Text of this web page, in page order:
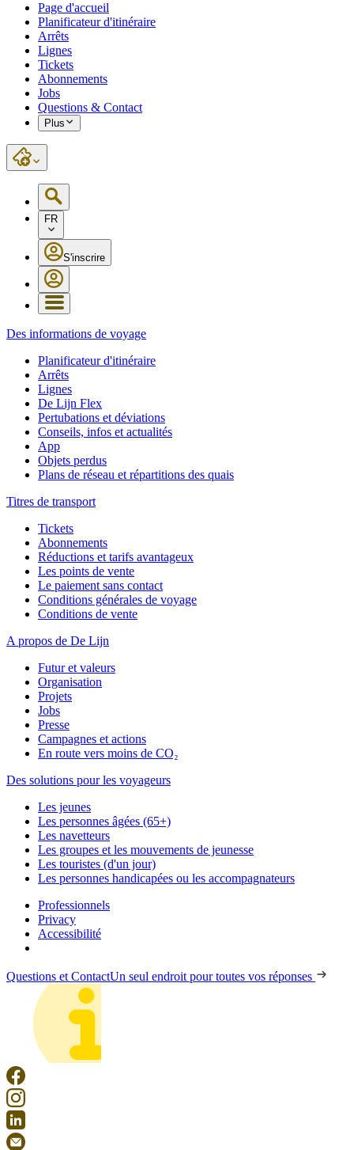
Page d'accueil
Planificateur d'itinéraire
Arrêts
Lignes
Tickets
Abonnements
Jobs
Questions & Contact
Plus
FR
S'inscrire
Des informations de voyage
Planificateur d'itinéraire
Arrêts
Lignes
De Lijn Flex
Pertubations et déviations
Conseils, infos et actualités
App
Objets perdus
Plans de réseau et répartitions des quais
Titres de transport
Tickets
Abonnements
Réductions et tarifs avantageux
Les points de vente
Le paiement sans contact
Conditions générales de voyage
Conditions de vente
A propos de De Lijn
Futur et valeurs
Organisation
Projets
Jobs
Presse
Campagnes et actions
En route vers moins de CO₂
Des solutions pour les voyageurs
Les jeunes
Les personnes âgées (65+)
Les navetteurs
Les groupes et les mouvements de jeunesse
Les touristes (d'un jour)
Les personnes handicapées ou les accompagnateurs
Professionnels
Privacy
Accessibilité
Questions et ContactUn seul endroit pour toutes vos réponses